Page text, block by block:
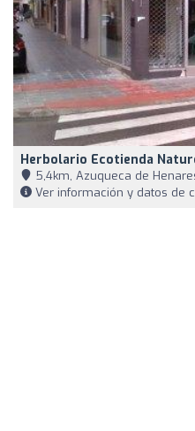
Herbolario Ecotienda
5,4km, Azuqueca de
Ver información y datos de